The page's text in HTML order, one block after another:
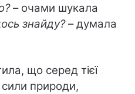
– очами шукала
знайду?– думала
що серед тієї
сили природи,